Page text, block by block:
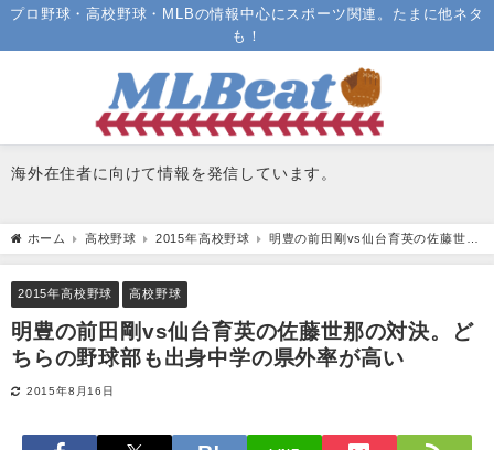
プロ野球・高校野球・MLBの情報中心にスポーツ関連。たまに他ネタ
も！
海外在住者に向けて情報を発信しています。
ホーム 高校野球 2015年高校野球
明豊の前田剛vs仙台育英の佐藤世那
の対決。どちらの野球部も出身中学の県外率が高い
2015年高校野球 高校野球
明豊の前田剛vs仙台育英の佐藤世那の対決。ど
ちらの野球部も出身中学の県外率が高い
2015年8月16日